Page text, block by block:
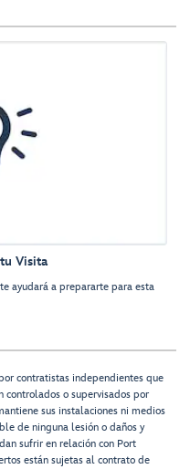
Visita
ayudará a prepararte para esta
contratistas independientes que
controlados o supervisados por
sus instalaciones ni medios
de ninguna lesión o daños y
sufrir en relación con Port
están sujetas al contrato de